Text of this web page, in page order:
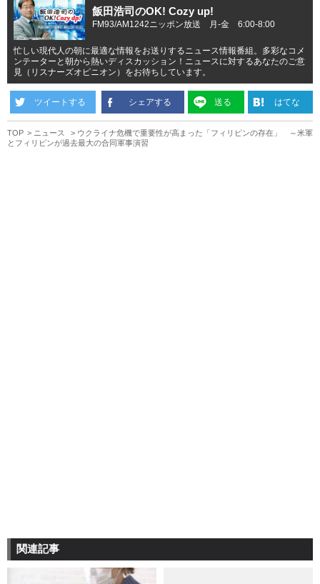
飯田浩司のOK! Cozy up!
FM93/AM1242ニッポン放送 月-金 6:00-8:00
忙しい現代人の朝に最適な情報をお送りするニュース情報番組。多彩なコメ
ンテーターと朝から熱いディスカッション！ニュースに対するあなたのご意
見（リスナーズオピニオン）をお待ちしています。
ツイートする シェアする 送る はてな
TOP ニュース
ウクライナ危機で重要性が高まった「フィリピンの存在」 ～米軍
とフィリピンが過去最大の合同軍事演習
関連記事